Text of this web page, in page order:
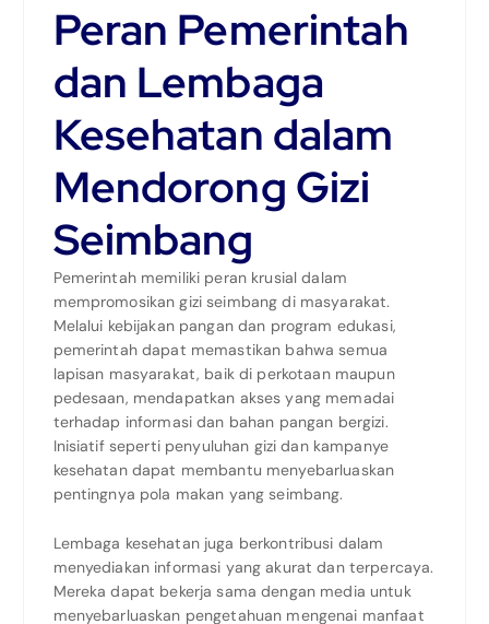
Peran Pemerintah
dan Lembaga
Kesehatan dalam
Mendorong Gizi
Seimbang
Pemerintah memiliki peran krusial dalam
mempromosikan gizi seimbang di masyarakat.
Melalui kebijakan pangan dan program edukasi,
pemerintah dapat memastikan bahwa semua
lapisan masyarakat, baik di perkotaan maupun
pedesaan, mendapatkan akses yang memadai
terhadap informasi dan bahan pangan bergizi.
Inisiatif seperti penyuluhan gizi dan kampanye
kesehatan dapat membantu menyebarluaskan
pentingnya pola makan yang seimbang.
Lembaga kesehatan juga berkontribusi dalam
menyediakan informasi yang akurat dan terpercaya.
Mereka dapat bekerja sama dengan media untuk
menyebarluaskan pengetahuan mengenai manfaat